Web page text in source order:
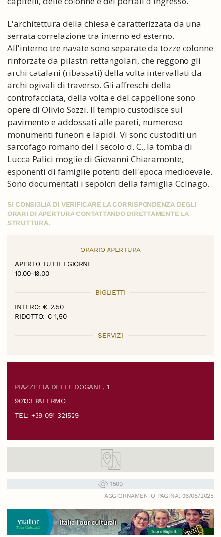
L'architettura della chiesa è caratterizzata da una
serrata correlazione tra interno ed esterno.
All'interno tre navate sono separate da tozze colonne
rinforzate da pilastri rettangolari, che reggono gli
archi catalani (ribassati) della volta intervallati da
archi ogivali di traverso. Gli affreschi della
controfacciata, della volta e del cappellone sono
opere di Olivio Sozzi. Il tempio custodisce sul
pavimento e addossati alle pareti, numeroso
monumenti funebri e lapidi. Vi sono custoditi un
sarcofago romano del I secolo d. C., la tomba di
Lucca Palici moglie di Giovanni Chiaramonte,
esponenti di famiglie potenti dell'epoca medioevale.
Sono documentati i sepolcri della famiglia Colnago.
SI CONSIGLIA DI VERIFICARE LA CORRISPONDENZA DEGLI
ORARI DI APERTURA CONTATTANDO DIRETTAMENTE LA
STRUTTURA.
ORARIO APERTURA
APERTO TUTTI I GIORNI
10.00-18.00
BIGLIETTI
INTERO: € 2.50
RIDOTTO: € 1,50
SERVIZI
PIAZZETTA DELLE DOGANE, 1
90133 PALERMO
TEL: +39 091 321529
1500
AGGIORNAMENTO PAGINA: 06/08/2025